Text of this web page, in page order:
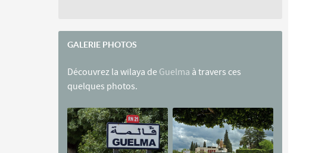
GALERIE PHOTOS
Découvrez la wilaya de Guelma à travers ces
quelques photos.